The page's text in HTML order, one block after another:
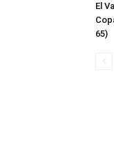
El
65)